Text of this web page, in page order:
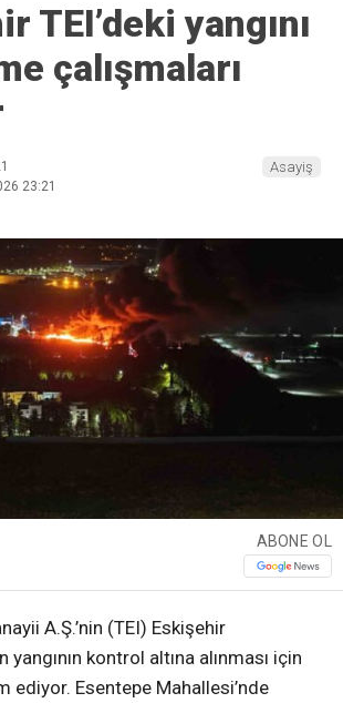
TEI’deki yangını
çalışmaları
23:21
Asayiş
ABONE OL
A.Ş.’nin (TEI) Eskişehir
kontrol altına alınması için
ediyor. Esentepe Mahallesi’nde